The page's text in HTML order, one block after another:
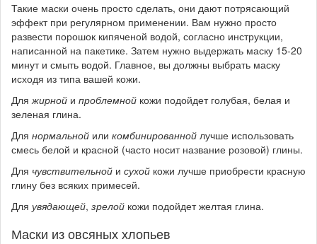
Такие маски очень просто сделать, они дают потрясающий
эффект при регулярном применении. Вам нужно просто
развести порошок кипяченой водой, согласно инструкции,
написанной на пакетике. Затем нужно выдержать маску 15-20
минут и смыть водой. Главное, вы должны выбрать маску
исходя из типа вашей кожи.
Дляжирной и проблемной кожи подойдет голубая, белая и
зеленая глина.
Для нормальной или комбинированной лучше использовать
смесь белой и красной (часто носит название розовой) глины.
Для чувствительной и сухой кожи лучше приобрести красную
глину без всяких примесей.
Для увядающей, зрелой кожи подойдет желтая глина.
Маски из овсяных хлопьев